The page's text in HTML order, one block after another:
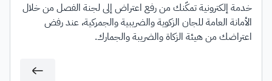
خدمة إلكترونية تمكّنك من رفع اعتراض إلى لجنة الفصل من خلال
الأمانة العامة للجان الزكوية والضريبية والجمركية، عند رفض
اعتراضك من هيئة الزكاة والضريبة والجمارك.